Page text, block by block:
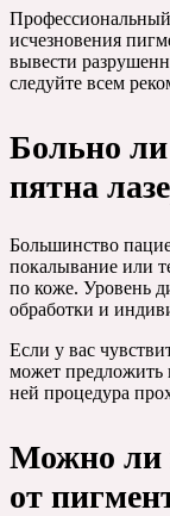
исчезновения
вывести
следуйте всем
Больно
пятна
Большинство
покалывание или
по коже. Уровень
обработки и
Если у вас
может предложить
ней процедура
Можно ли
от